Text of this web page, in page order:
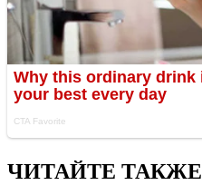
ЧИТАЙТЕ ТАКЖЕ